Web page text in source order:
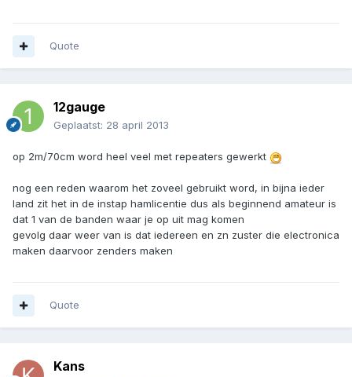
Quote
12gauge
Geplaatst: 28 april 2013
op 2m/70cm word heel veel met repeaters gewerkt
nog een reden waarom het zoveel gebruikt word, in bijna ieder
land zit het in de instap hamlicentie dus als beginnend amateur is
dat 1 van de banden waar je op uit mag komen
gevolg daar weer van is dat iedereen en zn zuster die electronica
maken daarvoor zenders maken
Quote
Kans